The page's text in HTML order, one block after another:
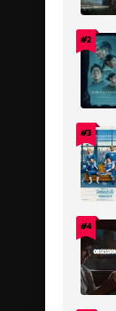
#2
#3
#4